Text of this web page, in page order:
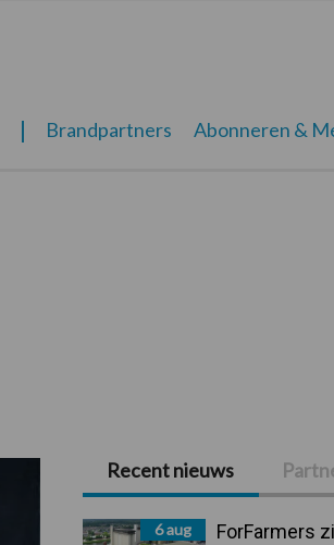
Brandpartners Abonneren &
Primaire
Sidebar
Recent nieuws
6 aug
ForFarmers